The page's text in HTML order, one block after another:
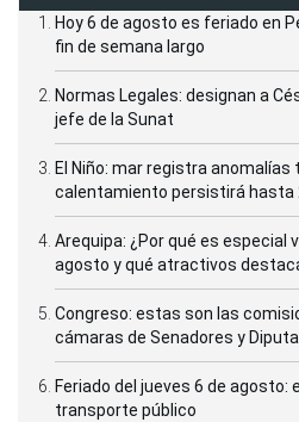
Hoy 6 de agosto es feriado en
fin de semana largo
Normas Legales: designan a
jefe de la Sunat
El Niño: mar registra anomalías
calentamiento persistirá hasta
Arequipa: ¿Por qué es especial
agosto y qué atractivos
Congreso: estas son las
cámaras de Senadores y
Feriado del jueves 6 de agosto:
transporte público